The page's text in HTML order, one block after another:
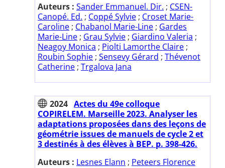
Auteurs : Sander Emmanuel. Dir. ; CSEN-
Canopé. Ed. ; Coppé Sylvie ; Croset Marie-
Caroline ; Chabanol Marie-Line ; Gardes
Marie-Line ; Grau Sylvie ; Giardino Valeria ;
Neagoy Monica ; Piolti Lamorthe Claire ;
Roubin Sophie ; Sensevy Gérard ; Thévenot
Catherine ; Trgalova Jana
2024 Actes du 49e colloque
COPIRELEM. Marseille 2023. Analyser les
adaptations proposées dans des leçons de
géométrie issues de manuels de cycle 2 et
3 destinés à des élèves à BEP. p. 398-426.
Auteurs : Lesnes Elann ; Peteers Florence